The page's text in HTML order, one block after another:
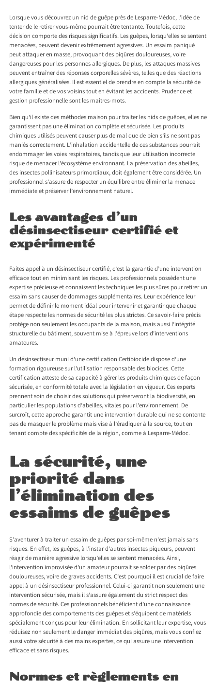
Lorsque vous découvrez un nid de guêpe près de Lesparre-Médoc, l’idée de
tenter de le retirer vous-même pourrait être tentante. Toutefois, cette
décision comporte des risques significatifs. Les guêpes, lorsqu’elles se sentent
menacées, peuvent devenir extrêmement agressives. Un essaim paniqué
peut attaquer en masse, provoquant des piqûres douloureuses, voire
dangereuses pour les personnes allergiques. De plus, les attaques massives
peuvent entraîner des réponses corporelles sévères, telles que des réactions
allergiques généralisées. Il est essentiel de prendre en compte la sécurité de
votre famille et de vos voisins tout en évitant les accidents. Prudence et
gestion professionnelle sont les maîtres-mots.
Bien qu’il existe des méthodes maison pour traiter les nids de guêpes, elles ne
garantissent pas une élimination complète et sécurisée. Les produits
chimiques utilisés peuvent causer plus de mal que de bien s’ils ne sont pas
maniés correctement. L’inhalation accidentelle de ces substances pourrait
endommager les voies respiratoires, tandis que leur utilisation incorrecte
risque de menacer l’écosystème environnant. La préservation des abeilles,
des insectes pollinisateurs primordiaux, doit également être considérée. Un
professionnel s’assure de respecter un équilibre entre éliminer la menace
immédiate et préserver l’environnement naturel.
Les avantages d’un
désinsectiseur certifié et
expérimenté
Faites appel à un désinsectiseur certifié, c’est la garantie d’une intervention
efficace tout en minimisant les risques. Les professionnels possèdent une
expertise précieuse et connaissent les techniques les plus sûres pour retirer un
essaim sans causer de dommages supplémentaires. Leur expérience leur
permet de définir le moment idéal pour intervenir et garantir que chaque
étape respecte les normes de sécurité les plus strictes. Ce savoir-faire précis
protège non seulement les occupants de la maison, mais aussi l’intégrité
structurelle du bâtiment, souvent mise à l’épreuve lors d’interventions
amateures.
Un désinsectiseur muni d’une certification Certibiocide dispose d’une
formation rigoureuse sur l’utilisation responsable des biocides. Cette
certification atteste de sa capacité à gérer les produits chimiques de façon
sécurisée, en conformité totale avec la législation en vigueur. Ces experts
prennent soin de choisir des solutions qui préserveront la biodiversité, en
particulier les populations d’abeilles, vitales pour l’environnement. De
surcroît, cette approche garantit une intervention durable qui ne se contente
pas de masquer le problème mais vise à l’éradiquer à la source, tout en
tenant compte des spécificités de la région, comme à Lesparre-Médoc.
La sécurité, une
priorité dans
l’élimination des
essaims de guêpes
S’aventurer à traiter un essaim de guêpes par soi-même n’est jamais sans
risques. En effet, les guêpes, à l’instar d’autres insectes piqueurs, peuvent
réagir de manière agressive lorsqu’elles se sentent menacées. Ainsi,
l’intervention improvisée d’un amateur pourrait se solder par des piqûres
douloureuses, voire de graves accidents. C’est pourquoi il est crucial de faire
appel à un désinsectiseur professionnel. Celui-ci garantit non seulement une
intervention sécurisée, mais il s’assure également du strict respect des
normes de sécurité. Ces professionnels bénéficient d’une connaissance
approfondie des comportements des guêpes et s’équipent de matériels
spécialement conçus pour leur élimination. En sollicitant leur expertise, vous
réduisez non seulement le danger immédiat des piqûres, mais vous confiez
aussi votre sécurité à des mains expertes, ce qui assure une intervention
efficace et sans risques.
Normes et règlements en